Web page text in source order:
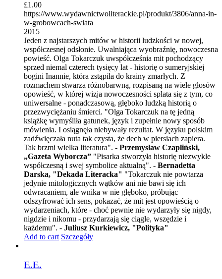
£1.00
https://www.wydawnictwoliterackie.pl/produkt/3806/anna-in-
w-grobowcach-swiata
2015
Jeden z najstarszych mitów w historii ludzkości w nowej,
współczesnej odsłonie. Uwalniająca wyobraźnię, nowoczesna
powieść. Olga Tokarczuk uwspółcześnia mit pochodzący
sprzed niemal czterech tysięcy lat - historię o sumeryjskiej
bogini Inannie, która zstąpiła do krainy zmarłych. Z
rozmachem stwarza różnobarwną, rozpisaną na wiele głosów
opowieść, w której wizja nowoczesności splata się z tym, co
uniwersalne - ponadczasową, głęboko ludzką historią o
przezwyciężaniu śmierci. "Olga Tokarczuk na tę jedną
książkę wymyśliła gatunek, język i zupełnie nowy sposób
mówienia. I osiągnęła niebywały rezultat. W języku polskim
zadźwięczała nuta tak czysta, że dech w piersiach zapiera.
Tak brzmi wielka literatura". - Przemysław Czapliński,
„Gazeta Wyborcza” "Pisarka stworzyła historię niezwykle
współczesną i swej symbolice aktualną". - Bernadetta
Darska, "Dekada Literacka" "Tokarczuk nie powtarza
jedynie mitologicznych wątków ani nie bawi się ich
odwracaniem, ale wnika w nie głęboko, próbując
odszyfrować ich sens, pokazać, że mit jest opowieścią o
wydarzeniach, które - choć pewnie nie wydarzyły się nigdy,
nigdzie i nikomu - przydarzają się ciągle, wszędzie i
każdemu". - Juliusz Kurkiewicz, "Polityka"
Add to cart Szczegóły
E.E.